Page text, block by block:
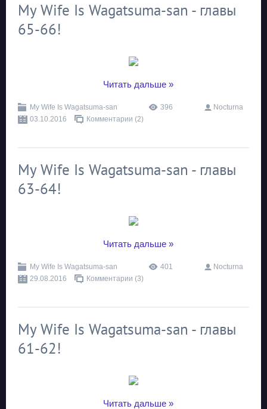
My Wife Is Wagatsuma-san - главы
65-66!
Читать дальше »
My Wife Is Wagatsuma-san 396
Nocturna
03.10.2016
Комментарии (2)
My Wife Is Wagatsuma-san - главы
63-64!
Читать дальше »
My Wife Is Wagatsuma-san 401
Nocturna
29.08.2016
Комментарии (3)
My Wife Is Wagatsuma-san - главы
61-62!
Читать дальше »